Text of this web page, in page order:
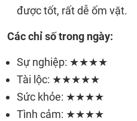
được tốt, rất dễ ốm vặt.
Các chỉ số trong ngày:
Sự nghiệp: ★★★★
Tài lộc: ★★★★★
Sức khỏe: ★★★★
Tình cảm: ★★★★